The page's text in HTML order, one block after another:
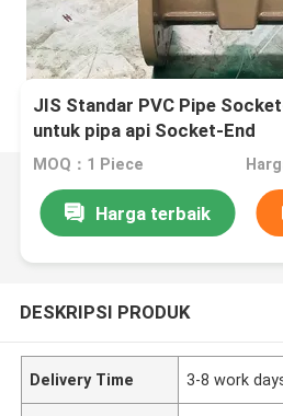
JIS Standar PVC Pipe
untuk pipa api Socket-End
MOQ：1 Piece
Harga terbaik
DESKRIPSI PRODUK
Delivery Time 3-8 work